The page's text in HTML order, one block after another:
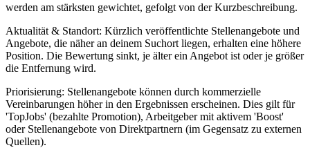
werden am stärksten gewichtet, gefolgt von der Kurzbeschreibung.
Aktualität & Standort: Kürzlich veröffentlichte Stellenangebote und
Angebote, die näher an deinem Suchort liegen, erhalten eine höhere
Position. Die Bewertung sinkt, je älter ein Angebot ist oder je größer
die Entfernung wird.
Priorisierung: Stellenangebote können durch kommerzielle
Vereinbarungen höher in den Ergebnissen erscheinen. Dies gilt für
'TopJobs' (bezahlte Promotion), Arbeitgeber mit aktivem 'Boost'
oder Stellenangebote von Direktpartnern (im Gegensatz zu externen
Quellen).